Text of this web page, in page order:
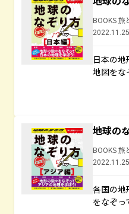
BOOKS 旅
日本の
地図をな
地球の
BOOKS 旅
各国の地
をなぞっ